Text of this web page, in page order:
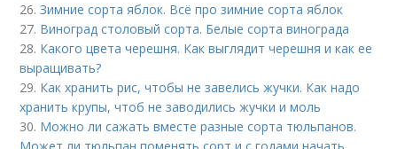
26.Зимние сорта яблок. Всё про зимние сорта яблок
27. Виноград столовый сорта. Белые сорта винограда
28. Какого цвета черешня. Как выглядит черешня и как ее
выращивать?
29. Как хранить рис, чтобы не завелись жучки. Как надо
хранить крупы, чтоб не заводились жучки и моль
30. Можно ли сажать вместе разные сорта тюльпанов.